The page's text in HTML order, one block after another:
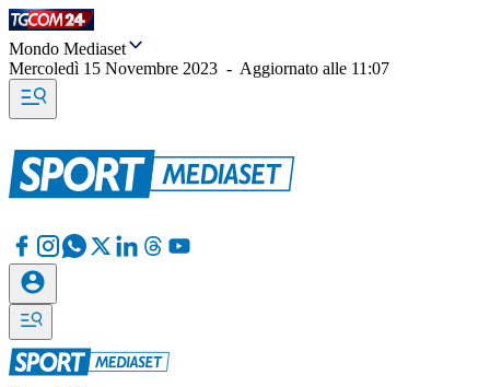
Mondo Mediaset
Mercoledì 15 Novembre 2023 - Aggiornato alle 11:07